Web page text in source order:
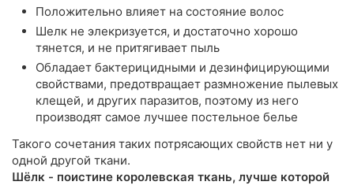
Положительно влияет на состояние волос
Шелк не элекризуется, и достаточно хорошо
тянется, и не притягивает пыль
Обладает бактерицидными и дезинфицирующими
свойствами, предотвращает размножение пылевых
клещей, и других паразитов, поэтому из него
производят самое лучшее постельное белье
Такого сочетания таких потрясающих свойств нет ни у
одной другой ткани.
Шёлк - поистине королевская ткань, лучше которой